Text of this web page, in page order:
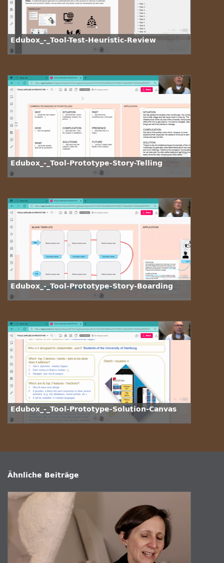
Edubox_-_Tool-Test-Heuristic-Review
Edubox_-_Tool-Prototype-Story-Telling
Edubox_-_Tool-Prototype-Story-Boarding
Edubox_-_Tool-Prototype-Solution-Canvas
Ähnliche Beiträge